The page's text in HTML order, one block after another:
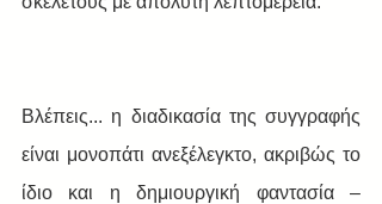
Βλέπεις... η διαδικασία της συγγραφής
είναι μονοπάτι ανεξέλεγκτο, ακριβώς το
ίδιο και η δημιουργική φαντασία –